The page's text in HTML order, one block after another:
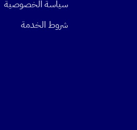
سياسة الخصوصية
شروط الخدمة